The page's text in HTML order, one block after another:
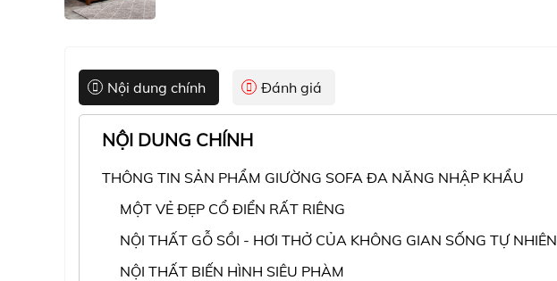
Nội dung chính Đánh giá
NỘI DUNG CHÍNH
THÔNG TIN SẢN PHẨM GIƯỜNG SOFA ĐA NĂNG NHẬP KHẨU
MỘT VẺ ĐẸP CỔ ĐIỂN RẤT RIÊNG
NỘI THẤT GỖ SỒI - HƠI THỞ CỦA KHÔNG GIAN SỐNG TỰ NHIÊN
NỘI THẤT BIẾN HÌNH SIÊU PHÀM